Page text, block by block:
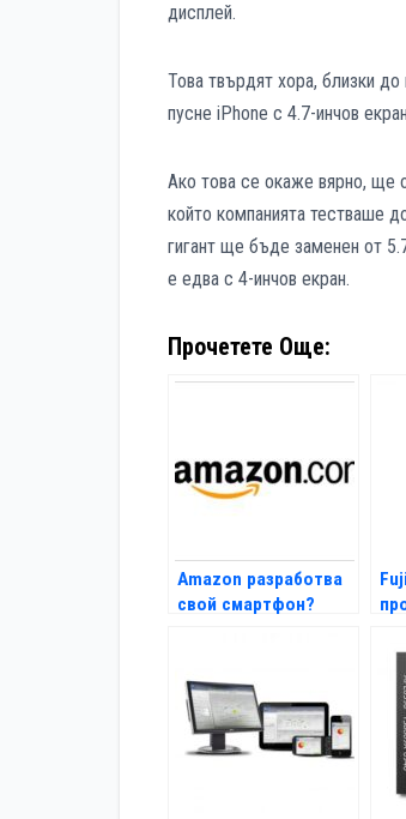
дисплей.
Това твърдят хора, близки
пусне iPhone с 4.7-инчов
Ако това се окаже вярно, ще
който компанията тестваше
гигант ще бъде заменен от
е едва с 4-инчов екран.
Прочетете Още:
Amazon разработва
свой смартфон?